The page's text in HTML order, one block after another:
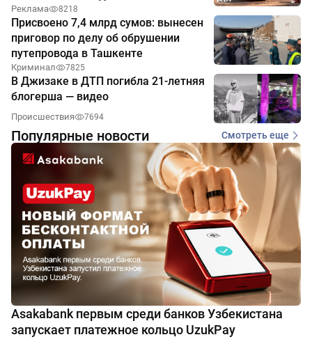
Реклама 8218
Присвоено 7,4 млрд сумов: вынесен
приговор по делу об обрушении
путепровода в Ташкенте
Криминал 7825
В Джизаке в ДТП погибла 21-летняя
блогерша — видео
Происшествия 7694
Популярные новости Смотреть еще
Asakabank первым среди банков Узбекистана
запускает платежное кольцо UzukPay